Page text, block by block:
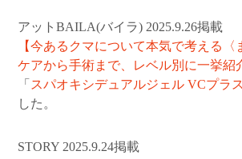
お問い合わせ
アットBAILA(バイラ) 2025.9.26掲載
【今あるクマについて本気で考える〈
ケアから手術まで、レベル別に一挙紹
「 スパオキシデュアルジェル VCプラス
した。
STORY 2025.9.24掲載